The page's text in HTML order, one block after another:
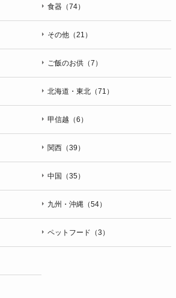
食器（74）
その他（21）
ご飯のお供（7）
北海道・東北（71）
甲信越（6）
関西（39）
中国（35）
九州・沖縄（54）
ペットフード（3）